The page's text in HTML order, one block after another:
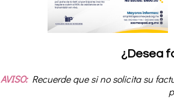
¿Desea
AVISO:Recuerde que si no solicita su